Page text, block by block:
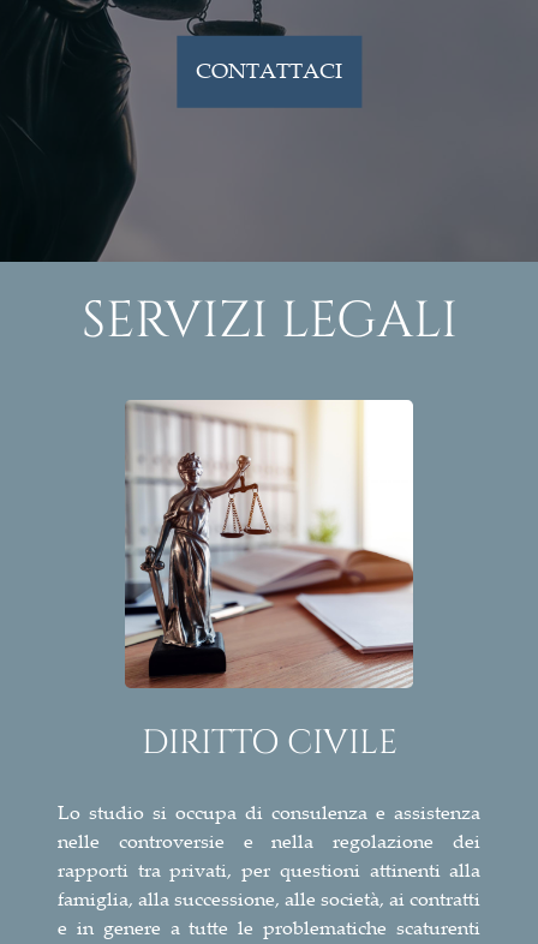
CONTATTACI
SERVIZI LEGALI
DIRITTO CIVILE
Lo studio si occupa di consulenza e assistenza
nelle controversie e nella regolazione dei
rapporti tra privati, per questioni attinenti alla
famiglia, alla successione, alle società, ai contratti
e in genere a tutte le problematiche scaturenti